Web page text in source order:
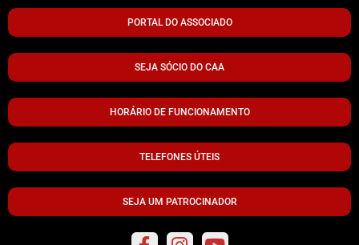
PORTAL DO ASSOCIADO
SEJA SÓCIO DO CAA
HORÁRIO DE FUNCIONAMENTO
TELEFONES ÚTEIS
SEJA UM PATROCINADOR